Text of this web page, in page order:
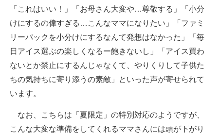
「これはいい！」「お母さん大変や…尊敬する」「小分
けにするの偉すぎる…こんなママになりたい」「ファミ
リーパックを小分けにするなんて発想はなかった」「毎
日アイス選ぶの楽しくなるー飽きないし」「アイス買わ
ないとか禁止にするんじゃなくて、やりくりして子供た
ちの気持ちに寄り添うの素敵」といった声が寄せられて
います。
なお、こちらは「夏限定」の特別対応のようですが、
こんな大変な準備をしてくれるママさんには頭が下がり